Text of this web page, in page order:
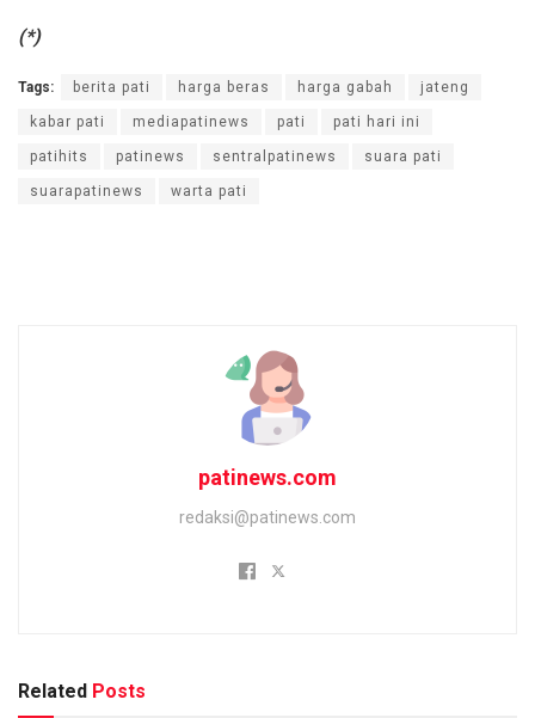
(*)
Tags: berita pati harga beras harga gabah jateng
kabar pati mediapatinews pati pati hari ini
patihits patinews sentralpatinews suara pati
suarapatinews warta pati
patinews.com
redaksi@patinews.com
Related Posts